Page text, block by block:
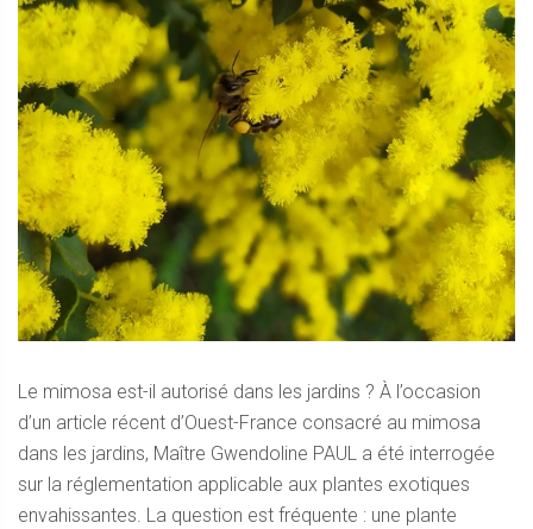
Le mimosa est-il autorisé dans les jardins ? À l’occasion
d’un article récent d’Ouest-France consacré au mimosa
dans les jardins, Maître Gwendoline PAUL a été interrogée
sur la réglementation applicable aux plantes exotiques
envahissantes. La question est fréquente : une plante